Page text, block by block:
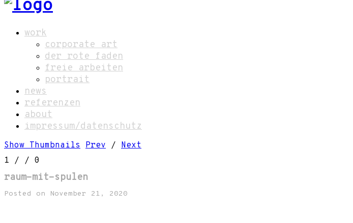
work
corporate art
der rote faden
freie arbeiten
portrait
news
referenzen
about
impressum/datenschutz
Show Thumbnails Prev / Next
1 / / 0
raum-mit-spulen
Posted on November 21, 2020